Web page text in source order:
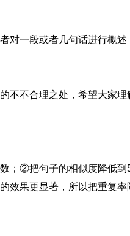
对一段或者几句话进行概
不不合理之处，希望大家理
；②把句子的相似度降低到
效果更显著，所以把重复